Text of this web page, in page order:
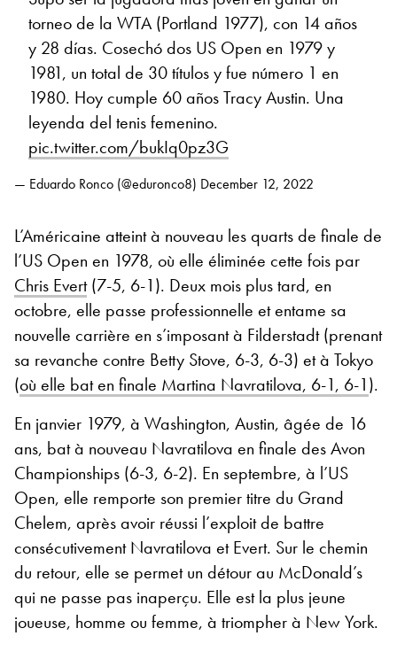
torneo de la WTA (Portland 1977), con 14 años
y 28 días. Cosechó dos US Open en 1979 y
1981, un total de 30 títulos y fue número 1 en
1980. Hoy cumple 60 años Tracy Austin. Una
leyenda del tenis femenino.
pic.twitter.com/bukIq0pz3G
— Eduardo Ronco (@eduronco8) December 12, 2022
L’Américaine atteint à nouveau les quarts de finale de
l’US Open en 1978, où elle éliminée cette fois par
Chris Evert(7-5, 6-1). Deux mois plus tard, en
octobre, elle passe professionnelle et entame sa
nouvelle carrière en s’imposant à Filderstadt (prenant
sa revanche contre Betty Stove, 6-3, 6-3) et à Tokyo
(où elle bat en finale Martina Navratilova, 6-1, 6-1).
En janvier 1979, à Washington, Austin, âgée de 16
ans, bat à nouveau Navratilova en finale des Avon
Championships (6-3, 6-2). En septembre, à l’US
Open, elle remporte son premier titre du Grand
Chelem, après avoir réussi l’exploit de battre
consécutivement Navratilova et Evert. Sur le chemin
du retour, elle se permet un détour au McDonald’s
qui ne passe pas inaperçu. Elle est la plus jeune
joueuse, homme ou femme, à triompher à New York.